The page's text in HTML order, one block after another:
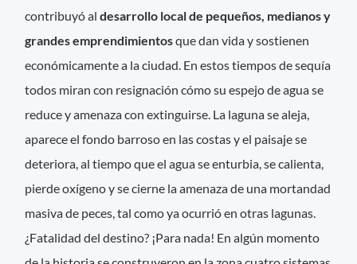
contribuyó aldesarrollo local de pequeños, medianos y
grandes emprendimientosque dan vida y sostienen
económicamente a la ciudad. En estos tiempos de sequía
todos miran con resignación cómo su espejo de agua se
reduce y amenaza con extinguirse. La laguna se aleja,
aparece el fondo barroso en las costas y el paisaje se
deteriora, al tiempo que el agua se enturbia, se calienta,
pierde oxígeno y se cierne la amenaza de una mortandad
masiva de peces, tal como ya ocurrió en otras lagunas.
¿Fatalidad del destino? ¡Para nada! En algún momento